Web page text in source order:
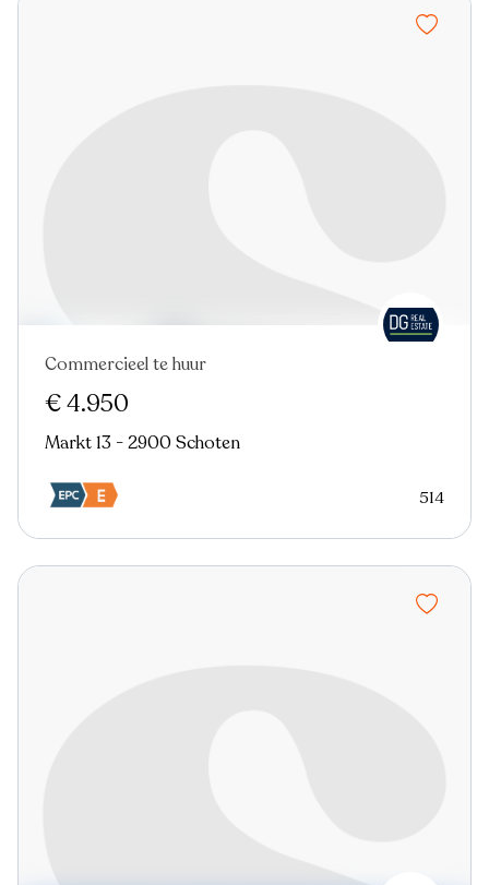
Commercieel te huur
€ 4.950
Markt 13 - 2900 Schoten
514